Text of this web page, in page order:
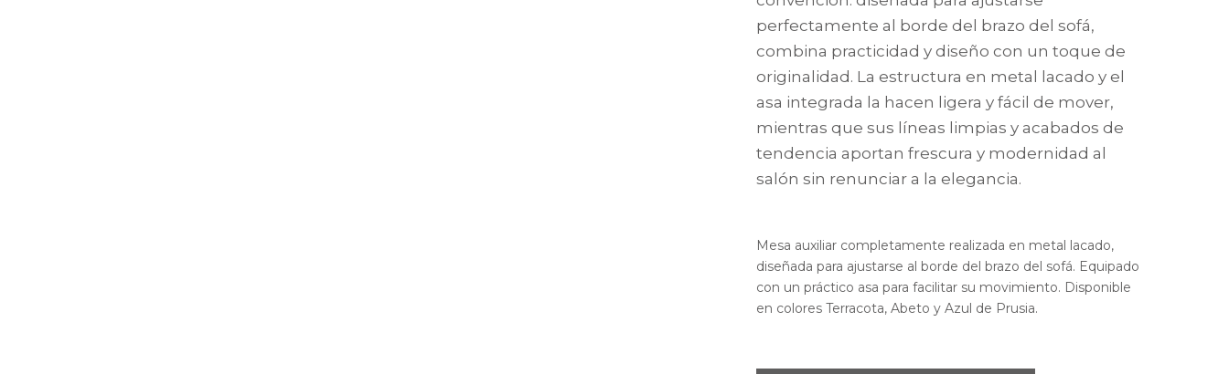
perfectamente al borde del brazo del sofá,
combina practicidad y diseño con un toque de
originalidad. La estructura en metal lacado y el
asa integrada la hacen ligera y fácil de mover,
mientras que sus líneas limpias y acabados de
tendencia aportan frescura y modernidad al
salón sin renunciar a la elegancia.
Mesa auxiliar completamente realizada en metal lacado,
diseñada para ajustarse al borde del brazo del sofá. Equipado
con un práctico asa para facilitar su movimiento. Disponible
en colores Terracota, Abeto y Azul de Prusia.